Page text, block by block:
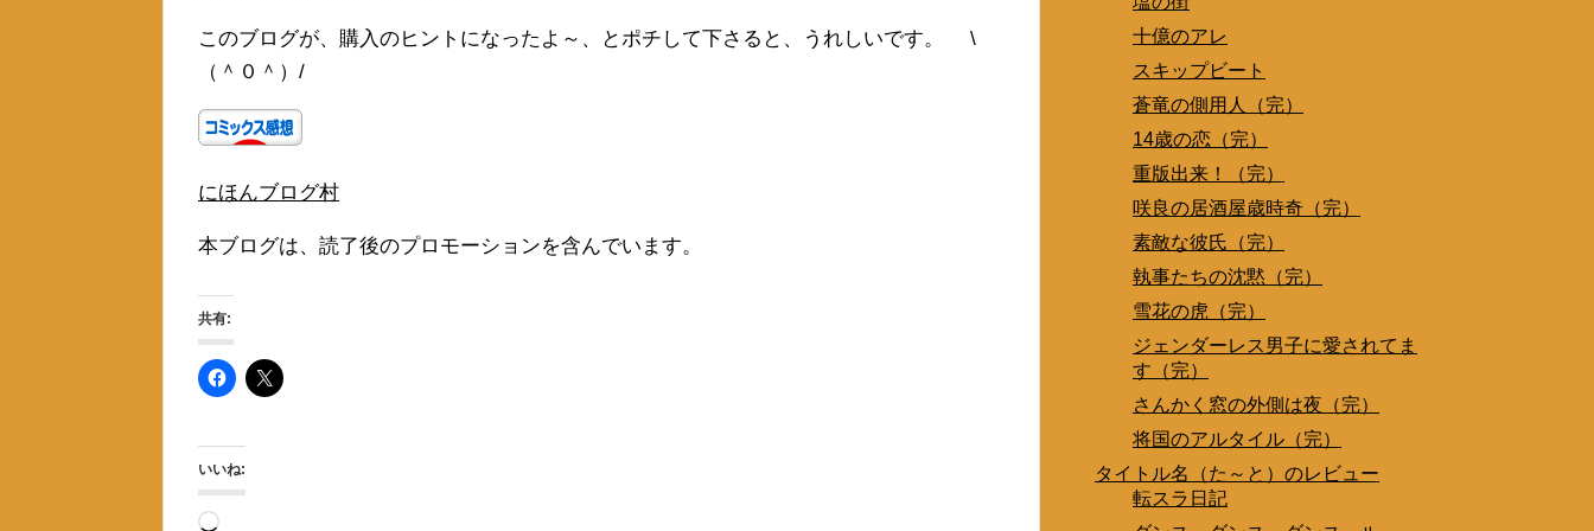
このブログが、購入のヒントになったよ～、とポチして下さると、うれしいです。 \
（＾０＾）/
にほんブログ村
本ブログは、読了後のプロモーションを含んでいます。
共有:
いいね:
読
十億のアレ
スキップビート
蒼竜の側用人（完）
14歳の恋（完）
重版出来！（完）
咲良の居酒屋歳時奇（完）
素敵な彼氏（完）
執事たちの沈黙（完）
雪花の虎（完）
ジェンダーレス男子に愛されてま
す（完）
さんかく窓の外側は夜（完）
将国のアルタイル（完）
タイトル名（た～と）のレビュー
転スラ日記